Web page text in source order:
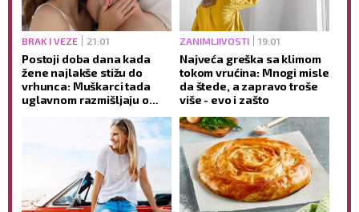
BRAK I VEZE 21:01
Postoji doba dana kada
žene najlakše stižu do
vrhunca: Muškarci tada
uglavnom razmišljaju o
ZANIMLJIVOSTI 19:01
Najveća greška sa klimom
tokom vrućina: Mnogi misle
da štede, a zapravo troše
više - evo i zašto